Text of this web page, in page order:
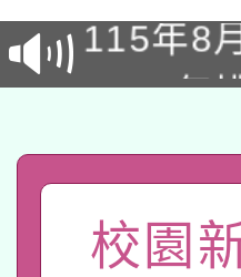
業技術
用水績
動」
115年8
桃園市
開 智慧
2026年
關事宜
轉知教
國立臺
函轉國
校園